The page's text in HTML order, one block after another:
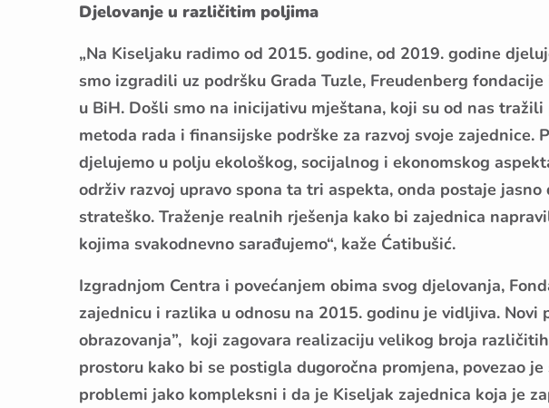
Djelovanje u različitim poljima
„Na Kiseljaku radimo od 2015. godine, od 2019. godine
smo izgradili uz podršku Grada Tuzle, Freudenberg
u BiH. Došli smo na inicijativu mještana, koji su od nas
metoda rada i finansijske podrške za razvoj svoje zajednice.
djelujemo u polju ekološkog, socijalnog i ekonomskog
održiv razvoj upravo spona ta tri aspekta, onda postaje
strateško. Traženje realnih rješenja kako bi zajednica
kojima svakodnevno sarađujemo“, kaže Ćatibušić.
Izgradnjom Centra i povećanjem obima svog djelovanja,
zajednicu i razlika u odnosu na 2015. godinu je vidljiva. Novi
obrazovanja”, koji zagovara realizaciju velikog broja
prostoru kako bi se postigla dugoročna promjena, povezao
problemi jako kompleksni i da je Kiseljak zajednica koja je